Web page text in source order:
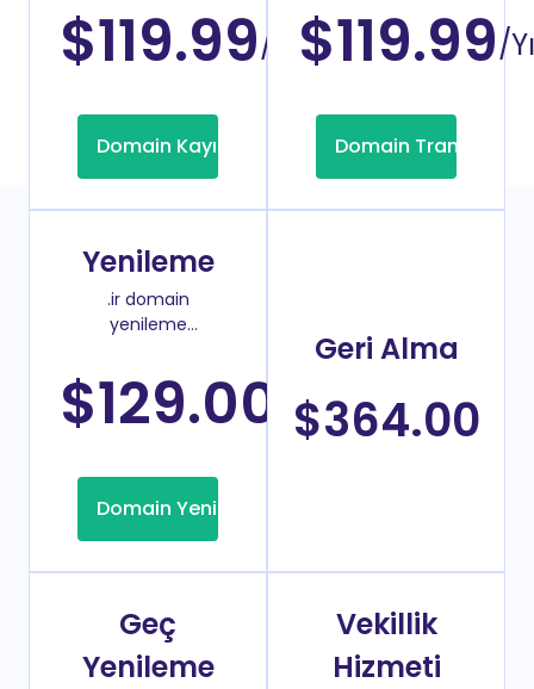
$119.99/Yıl
Domain Kayıt
$119.99/
Domain Transfer
Yenileme
.ir domain
yenileme
$129.00 /Yıl
Domain Yenileme
Geri Alma
$364.00
Geç
Yenileme
Vekillik
Hizmeti